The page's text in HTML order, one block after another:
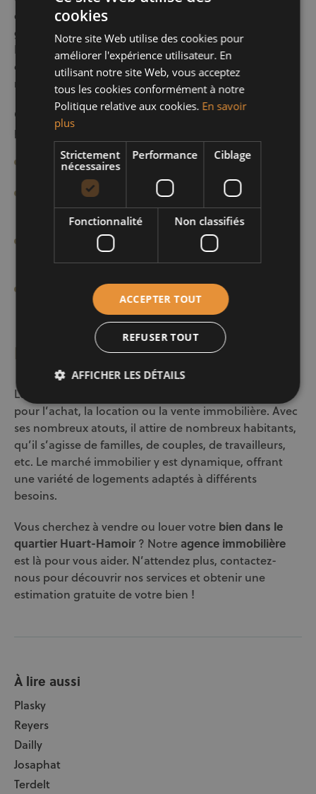
est ainsi votre meilleur allié. En effet, nous vous
guidons à chaque étape de votre projet immobilier.
De plus, notre agence est implantée à Schaerbeek
depuis plusieurs années. Cela nous a permis de
maîtriser parfaitement le marché immobilier local.
Concrètement, notre expertise du secteur nous
permet de vous proposer :
Une estimation précise de votre bien immobilier
Un accompagnement personnalisé pour l’achat ou
la vente de votre propriété
Une sélection rigoureuse des biens correspondant
Une gestion administrative complète de votre
En conclusion
Le quartier Huart-Hamoir à Bruxelles est attrayant
pour l’achat, la location ou la vente immobilière. Avec
ses nombreux atouts, il attire de nombreux habitants,
qu’il s’agisse de familles, de couples, de travailleurs,
etc. Le marché immobilier y est dynamique, offrant
une variété de logements adaptés à différents
besoins.
Vous cherchez à vendre ou louer votre bien dans le
quartier Huart-Hamoir ? Notre agence immobilière
est là pour vous aider. N’attendez plus, contactez-
nous pour découvrir nos services et obtenir une
estimation gratuite de votre bien !
À lire aussi
Plasky
Reyers
Dailly
Josaphat
Terdelt
cookies
Notre site Web utilise des cookies pour
améliorer l'expérience utilisateur. En
utilisant notre site Web, vous acceptez
tous les cookies conformément à notre
Politique relative aux cookies. En savoir
plus
Strictement
nécessaires
Performance Ciblage
Fonctionnalité Non classifiés
ACCEPTER TOUT
REFUSER TOUT
AFFICHER LES DÉTAILS